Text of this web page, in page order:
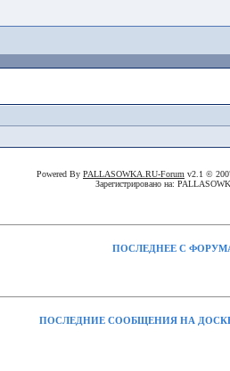
Powered By PALLASOWKA.RU-Forum v2.1 ©
Зарегистрировано на:
ПОСЛЕДНЕЕ С
ПОСЛЕДНИЕ СООБЩЕНИЯ НА